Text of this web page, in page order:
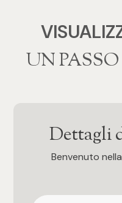
‍‍UN
Dettagli
Benvenuto
Qualsiasi